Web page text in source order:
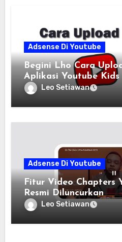
Adsense Di Youtube
Begini Lho Cara
Aplikasi Youtube Kids
Leo Setiawan
Adsense Di Youtube
Fitur Video Chapters
Resmi Diluncurkan
Leo Setiawan